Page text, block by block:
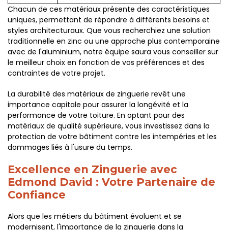
Chacun de ces matériaux présente des caractéristiques
uniques, permettant de répondre à différents besoins et
styles architecturaux. Que vous recherchiez une solution
traditionnelle en zinc ou une approche plus contemporaine
avec de l'aluminium, notre équipe saura vous conseiller sur
le meilleur choix en fonction de vos préférences et des
contraintes de votre projet.
La durabilité des matériaux de zinguerie revêt une
importance capitale pour assurer la longévité et la
performance de votre toiture. En optant pour des
matériaux de qualité supérieure, vous investissez dans la
protection de votre bâtiment contre les intempéries et les
dommages liés à l'usure du temps.
Excellence en Zinguerie avec
Edmond David : Votre Partenaire de
Confiance
Alors que les métiers du bâtiment évoluent et se
modernisent, l'importance de la zinguerie dans la